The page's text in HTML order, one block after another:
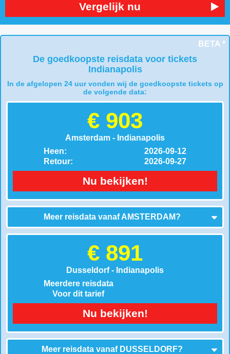
Vergelijk nu
BETA *
De goedkoopste reisdata voor tickets
Indianapolis
In de afgelopen 24 uur vonden wij de goedkoopste tickets op
de volgende data:
€ 903
Amsterdam - Indianapolis
Heen:
Retour:
2026-09-12
2026-09-27
Nu bekijken!
Meer reisdata vanafAMSTERDAM?
€ 891
Dusseldorf - Indianapolis
Meerdere reisdata
Voor dit tarief
Nu bekijken!
Meer reisdata vanaf DUSSELDORF?